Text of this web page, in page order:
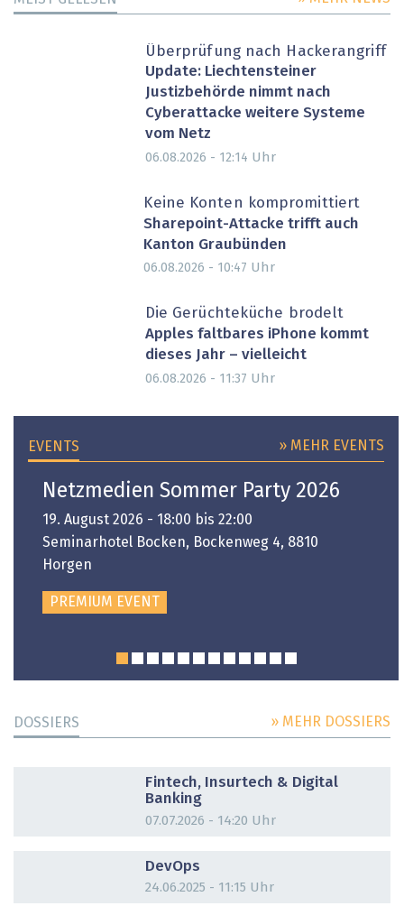
Überprüfung nach Hackerangriff
Update: Liechtensteiner
Justizbehörde nimmt nach
Cyberattacke weitere Systeme
vom Netz
06.08.2026 - 12:14 Uhr
Keine Konten kompromittiert
Sharepoint-Attacke trifft auch
Kanton Graubünden
06.08.2026 - 10:47 Uhr
Die Gerüchteküche brodelt
Apples faltbares iPhone kommt
dieses Jahr – vielleicht
06.08.2026 - 11:37 Uhr
EVENTS » MEHR EVENTS
Netzmedien Sommer Party 2026
19. August 2026 - 18:00 bis 22:00
Seminarhotel Bocken, Bockenweg 4, 8810
Horgen
PREMIUM EVENT
DOSSIERS » MEHR DOSSIERS
Fintech, Insurtech & Digital
Banking
07.07.2026 - 14:20 Uhr
DevOps
24.06.2025 - 11:15 Uhr